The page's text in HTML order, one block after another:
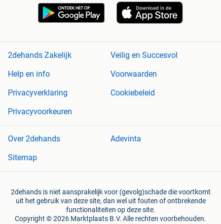
2dehands Zakelijk
Veilig en Succesvol
Help en info
Voorwaarden
Privacyverklaring
Cookiebeleid
Privacyvoorkeuren
Over 2dehands
Adevinta
Sitemap
2dehands is niet aansprakelijk voor (gevolg)schade die voortkomt
uit het gebruik van deze site, dan wel uit fouten of ontbrekende
functionaliteiten op deze site.
Copyright © 2026 Marktplaats B.V. Alle rechten voorbehouden.